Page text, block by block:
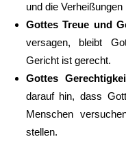
und die Verheißungen
Gottes Treue und
versagen, bleibt
Gericht ist gerecht.
Gottes
darauf hin, dass
Menschen
stellen.